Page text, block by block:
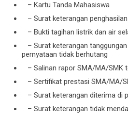
– Kartu Tanda Mahasiswa
– Surat keterangan
– Bukti tagihan listrik dan air
– Surat keterangan
pernyataan tidak berhutang
– Salinan rapor SMA/MA/SMK
– Sertifikat prestasi SMA/MA/
– Surat keterangan diterima di
– Surat keterangan tidak